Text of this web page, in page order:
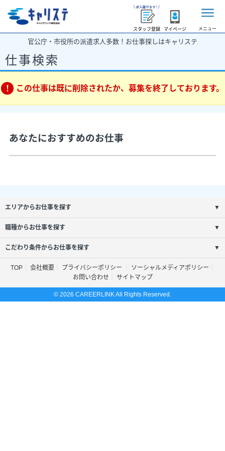
スタッフ登録 マイページ メニュー
官公庁・市役所の派遣求人多数！お仕事探しはキャリステ
仕事検索
この仕事は既に削除されたか、募集を終了しております。
あなたにおすすめのお仕事
エリアからお仕事を探す ▼
職種からお仕事を探す ▼
こだわり条件からお仕事を探す ▼
TOP 会社概要 プライバシーポリシー
ソーシャルメディアポリシー
お問い合わせ
サイトマップ
© 2026 CAREERLINK All Rights Reserved.